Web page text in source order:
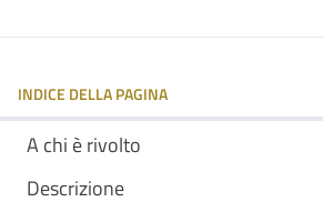
INDICE DELLA PAGINA
A chi è rivolto
Descrizione